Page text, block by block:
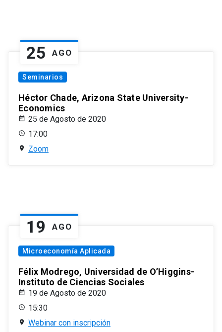
25 AGO
Seminarios
Héctor Chade, Arizona State University-
Economics
25 de Agosto de 2020
17:00
Zoom
19 AGO
Microeconomía Aplicada
Félix Modrego, Universidad de O’Higgins-
Instituto de Ciencias Sociales
19 de Agosto de 2020
15:30
Webinar con inscripción